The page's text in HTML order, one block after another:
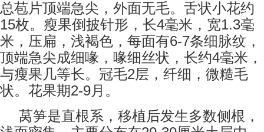
总苞片顶端急尖，外面无毛。舌状小花约
15枚。瘦果倒披针形，长4毫米，宽1.3毫
米，压扁，浅褐色，每面有6-7条细脉纹，
顶端急尖成细喙，喙细丝状，长约4毫米，
与瘦果几等长。冠毛2层，纤细，微糙毛
状。花果期2-9月。
莴笋是直根系，移植后发生多数侧根，